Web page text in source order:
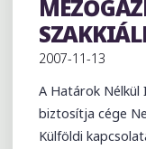
2007-11-13
A Határok
biztosítja cége
Külföldi